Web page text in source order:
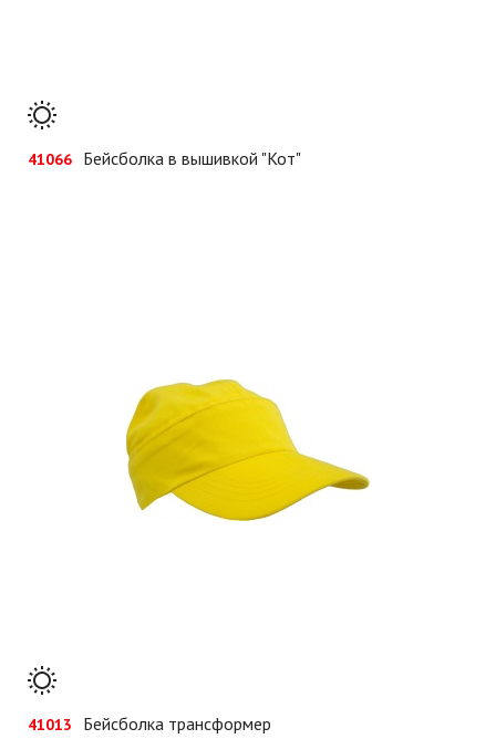
41066 Бейсболка в вышивкой "Кот"
41013 Бейсболка трансформер